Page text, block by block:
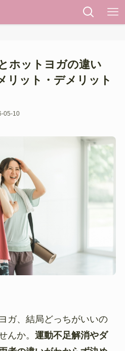
ホットヨガの違い
リット・デメリット
05-10
ガ、結局どっちがいいの
んか。 運動不足解消やダ